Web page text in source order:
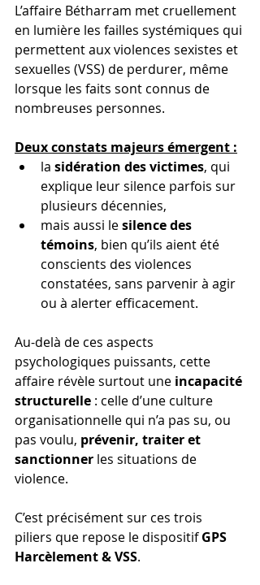
L’affaire Bétharram met cruellement
en lumière les failles systémiques qui
permettent aux violences sexistes et
sexuelles (VSS) de perdurer, même
lorsque les faits sont connus de
nombreuses personnes.
Deux constats majeurs émergent :
la sidération des victimes, qui
explique leur silence parfois sur
plusieurs décennies,
mais aussi le silence des
témoins, bien qu’ils aient été
conscients des violences
constatées, sans parvenir à agir
ou à alerter efficacement.
Au-delà de ces aspects
psychologiques puissants, cette
affaire révèle surtout une incapacité
structurelle : celle d’une culture
organisationnelle qui n’a pas su, ou
pas voulu, prévenir, traiter et
sanctionner les situations de
violence.
C’est précisément sur ces trois
piliers que repose le dispositif GPS
Harcèlement & VSS.